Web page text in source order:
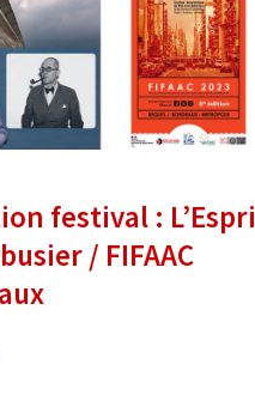
festival :
/ FIFAAC